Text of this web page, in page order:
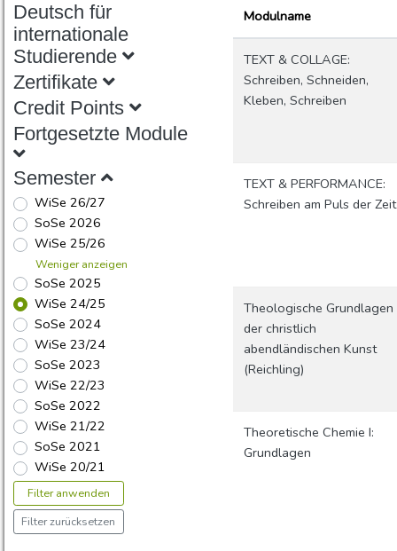
Deutsch für
internationale
Studierende
Zertifikate
Credit Points
Fortgesetzte Module
Semester
WiSe 26/27
SoSe 2026
WiSe 25/26
Weniger anzeigen
SoSe 2025
WiSe 24/25
SoSe 2024
WiSe 23/24
SoSe 2023
WiSe 22/23
SoSe 2022
WiSe 21/22
SoSe 2021
WiSe 20/21
Filter anwenden
Filter zurücksetzen
Modulname
TEXT & COLLAGE:
Schreiben, Schneiden,
Kleben, Schreiben
TEXT & PERFORMANCE:
Schreiben am Puls der Zeit
Theologische Grundlagen
der christlich
abendländischen Kunst
(Reichling)
Theoretische Chemie I:
Grundlagen